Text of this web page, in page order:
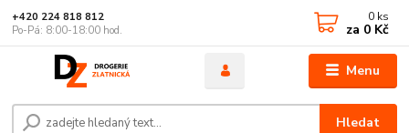
Menu
Hledat
+420 224 818 812
Po-Pá: 8:00-18:00 hod.
0 ks
za 0 Kč